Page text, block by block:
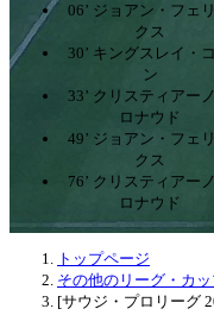
06’ ジョアン・フェ
クス
30’ キングスレイ・
ン
33’ クリスティアー
ロナウド
49’ ジョアン・フェ
クス
76’ クリスティアー
ロナウド
トップページ
その他のリーグ・カ
[サウジ・プロリーグ